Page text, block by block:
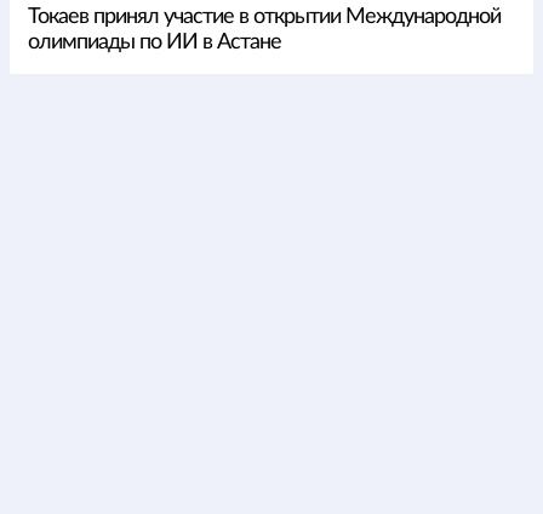
Токаев принял участие в открытии Международной
олимпиады по ИИ в Астане